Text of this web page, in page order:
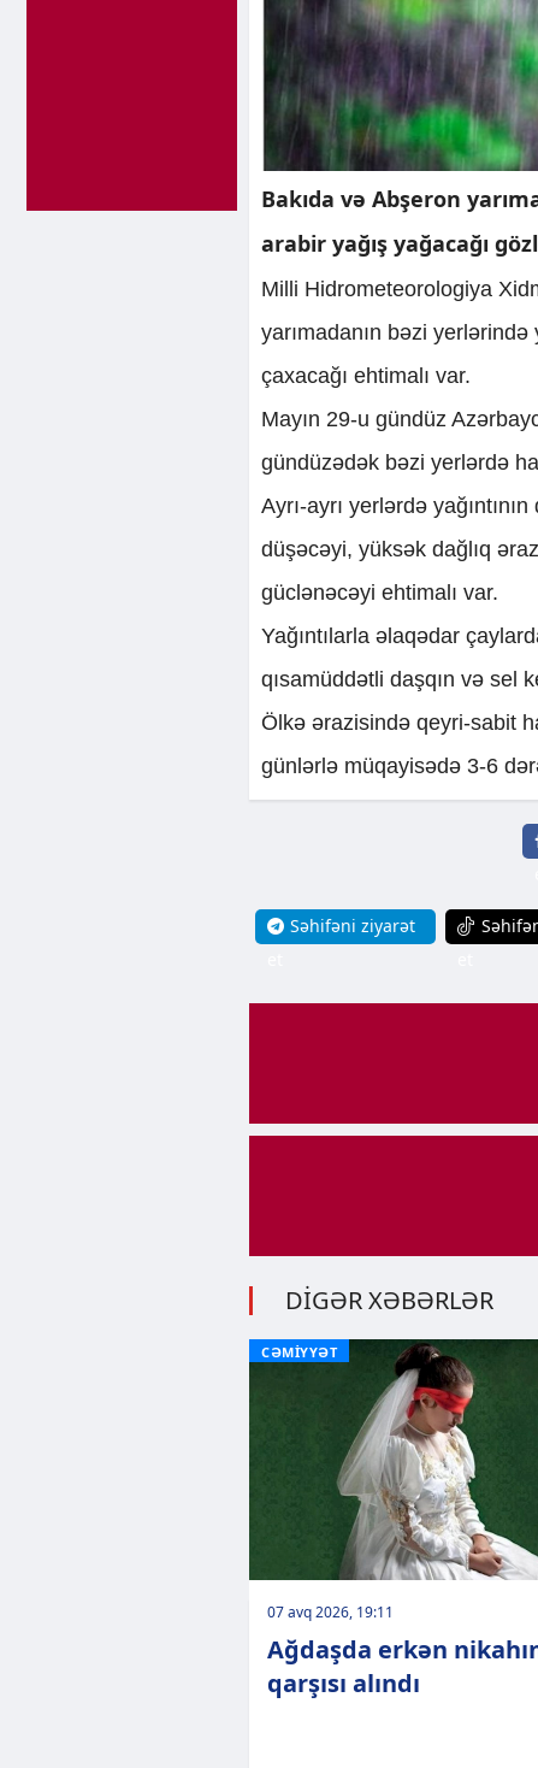
Bakıda və Abşeron
arabir yağış yağacağı
Milli Hidrometeorologiya
yarımadanın bəzi
çaxacağı ehtimalı var.
Mayın 29-u gündüz
gündüzədək bəzi yerlərdə
Ayrı-ayrı yerlərdə
düşəcəyi, yüksək dağlıq
güclənəcəyi ehtimalı var.
Yağıntılarla əlaqədar
qısamüddətli daşqın və sel
Ölkə ərazisində qeyri-sabit
günlərlə müqayisədə 3-6
Səhifəni ziyarət
DİGƏR XƏBƏRLƏR
CƏMİYYƏT
07 avq 2026, 19:11
Ağdaşda erkən
qarşısı alındı